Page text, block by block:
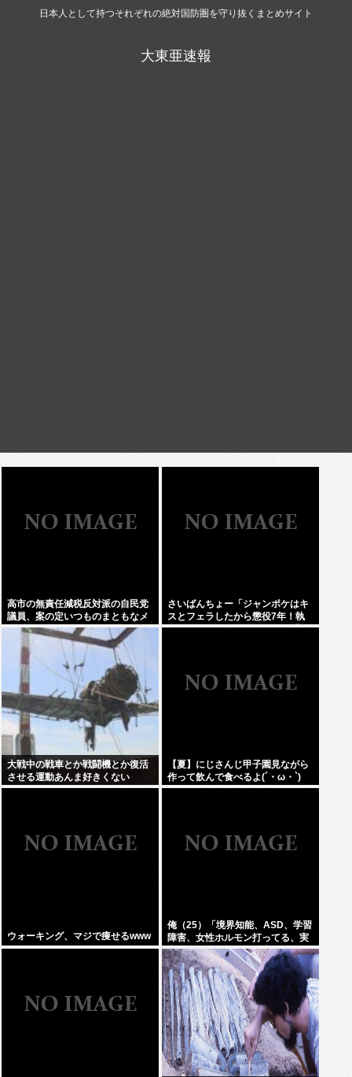
日本人として持つそれぞれの絶対国防圏を守り抜くまとめサイト
大東亜速報
高市の無責任減税反対派の自民党
議員、案の定いつものまともなメ
ンツだったwww
さいばんちょー「ジャンポケはキ
スとフェラしたから懲役7年！執
行猶予なし！」←殺人並みに重く
大戦中の戦車とか戦闘機とか復活
させる運動あんま好きくない
【夏】にじさんじ甲子園見ながら
作って飲んで食べるよ(´・ω・`)
ウォーキング、マジで痩せるwww
俺（25）「境界知能、ASD、学習
障害、女性ホルモン打ってる、実
家が細い、父親がアル中」⇦こいつ
が何歳でジサツするか予想しよう
ぜWW